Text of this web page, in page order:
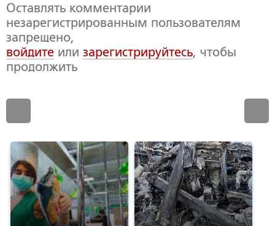
Оставлять комментарии
незарегистрированным пользователям
запрещено,
войдите или зарегистрируйтесь, чтобы
продолжить